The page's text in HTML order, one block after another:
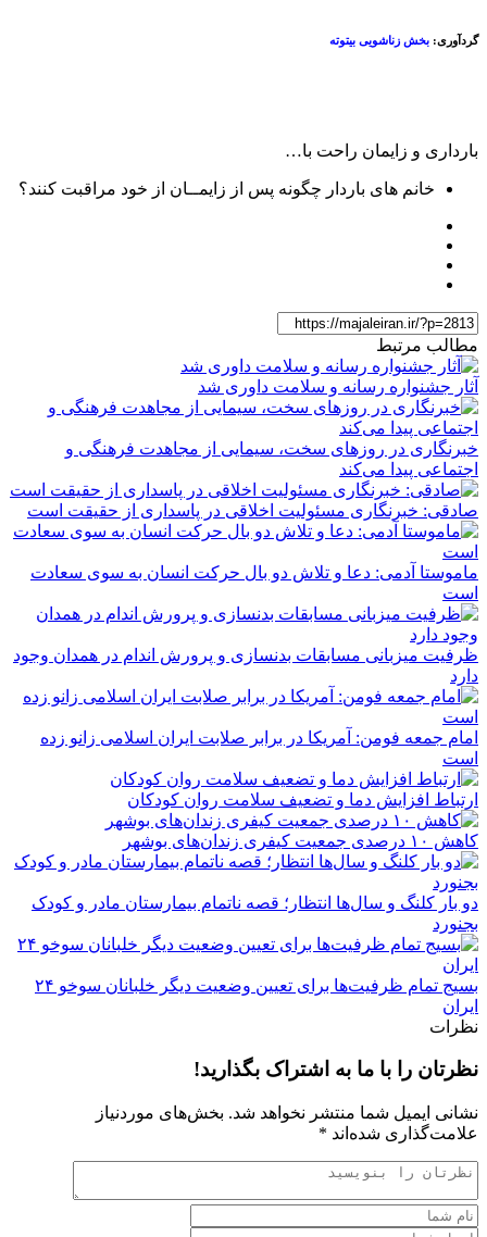
گردآوری: بخش زناشویی بیتوته
بارداری و زایمان راحت با…
خانم های باردار چگونه پس از زایمــان از خود مراقبت کنند؟
مطالب مرتبط
آثار جشنواره رسانه و سلامت داوری شد
خبرنگاری در روزهای سخت، سیمایی از مجاهدت فرهنگی و
اجتماعی پیدا می‌کند
صادقی: خبرنگاری مسئولیت اخلاقی در پاسداری از حقیقت است
ماموستا آدمی: دعا و تلاش دو بال حرکت انسان به سوی سعادت
است
ظرفیت میزبانی مسابقات بدنسازی و پرورش اندام در همدان وجود
دارد
امام جمعه فومن: آمریکا در برابر صلابت ایران اسلامی زانو زده
است
ارتباط افزایش دما و تضعیف سلامت روان کودکان
کاهش ۱۰ درصدی جمعیت کیفری زندان‌های بوشهر
دو بار کلنگ و سال‌ها انتظار؛ قصه ناتمام بیمارستان مادر و کودک
بجنورد
بسیج تمام ظرفیت‌ها برای تعیین وضعیت دیگر خلبانان سوخو ۲۴
ایران
نظرات
نظرتان را با ما به اشتراک بگذارید!
نشانی ایمیل شما منتشر نخواهد شد. بخش‌های موردنیاز
علامت‌گذاری شده‌اند *